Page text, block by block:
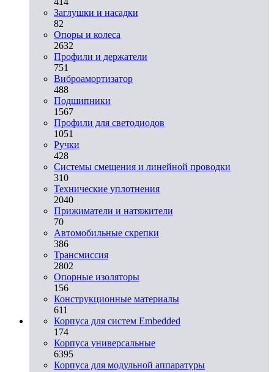
Заглушки и насадки
82
Опоры и колеса
2632
Профили и держатели
751
Виброамортизатор
488
Подшипники
1567
Профили для светодиодов
1051
Ручки
428
Системы смещения и линейной проводки
310
Технические уплотнения
2040
Прижиматели и натяжители
70
Автомобильные скрепки
386
Трансмиссия
2802
Опорные изоляторы
156
Конструкционные материалы
611
Корпуса для систем Embedded
174
Корпуса универсальные
6395
Корпуса для модульной аппаратуры